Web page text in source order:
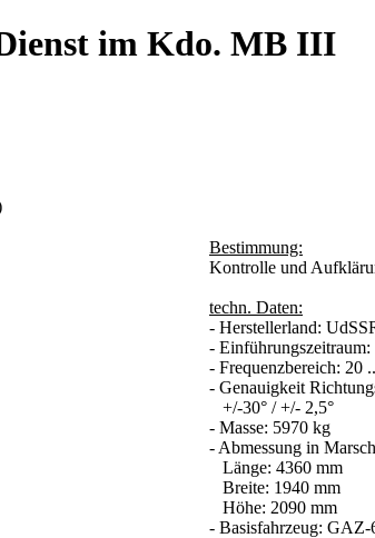
im Kdo. MB III
Bestimmung:
Kontrolle und
techn. Daten:
- Herstellerland:
- Einführungszeitraum:
- Frequenzbereich: 20
- Genauigkeit
+/-30° / +/- 2,5°
- Masse: 5970 kg
- Abmessung in
Länge: 4360 mm
Breite: 1940 mm
Höhe: 2090 mm
- Basisfahrzeug: